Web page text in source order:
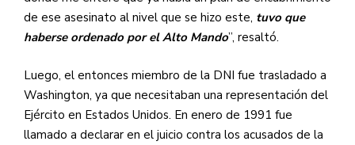
de ese asesinato al nivel que se hizo este, tuvo que
haberse ordenado por el Alto Mando”, resaltó.
Luego, el entonces miembro de la DNI fue trasladado a
Washington, ya que necesitaban una representación del
Ejército en Estados Unidos. En enero de 1991 fue
llamado a declarar en el juicio contra los acusados de la